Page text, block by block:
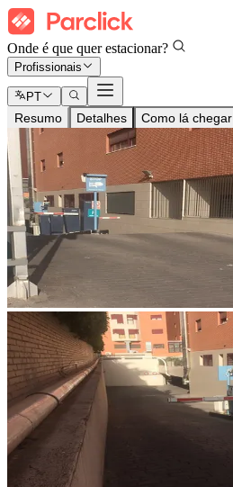
Onde é que quer estacionar?
Profissionais
PT
Resumo Detalhes Como lá chegar